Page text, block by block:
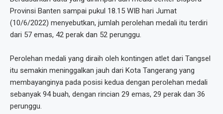
Provinsi Banten sampai pukul 18.15 WIB hari Jumat
(10/6/2022) menyebutkan, jumlah perolehan medali itu terdiri
dari 57 emas, 42 perak dan 52 perunggu.
Perolehan medali yang diraih oleh kontingen atlet dari Tangsel
itu semakin meninggalkan jauh dari Kota Tangerang yang
membayanginya pada posisi kedua dengan perolehan medali
sebanyak 94 buah, dengan rincian 29 emas, 29 perak dan 36
perunggu.